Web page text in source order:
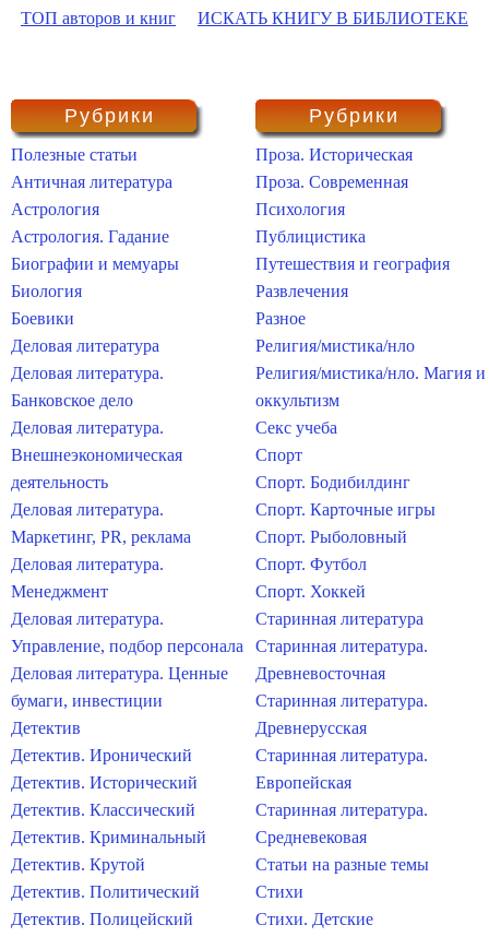
ТОП авторов и книг ИСКАТЬ КНИГУ В БИБЛИОТЕКЕ
Рубрики
Полезные статьи
Античная литература
Астрология
Астрология. Гадание
Биографии и мемуары
Биология
Боевики
Деловая литература
Деловая литература.
Банковское дело
Деловая литература.
Внешнеэкономическая
деятельность
Деловая литература.
Маркетинг, PR, реклама
Деловая литература.
Менеджмент
Деловая литература.
Управление, подбор персонала
Деловая литература. Ценные
бумаги, инвестиции
Детектив
Детектив. Иронический
Детектив. Исторический
Детектив. Классический
Детектив. Криминальный
Детектив. Крутой
Детектив. Политический
Детектив. Полицейский
Рубрики
Проза. Историческая
Проза. Современная
Психология
Публицистика
Путешествия и география
Развлечения
Разное
Религия/мистика/нло
Религия/мистика/нло. Магия и
оккультизм
Секс учеба
Спорт
Спорт. Бодибилдинг
Спорт. Карточные игры
Спорт. Рыболовный
Спорт. Футбол
Спорт. Хоккей
Старинная литература
Старинная литература.
Древневосточная
Старинная литература.
Древнерусская
Старинная литература.
Европейская
Старинная литература.
Средневековая
Статьи на разные темы
Стихи
Стихи. Детские